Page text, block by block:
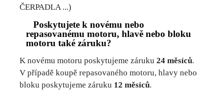
ČERPADLA ...)
Poskytujete k novému nebo
repasovanému motoru, hlavě nebo bloku
motoru také záruku?
K novému motoru poskytujeme záruku 24 měsíců.
V případě koupě repasovaného motoru, hlavy nebo
bloku poskytujeme záruku 12 měsíců.